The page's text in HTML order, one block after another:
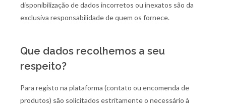
disponibilização de dados incorretos ou inexatos são da
exclusiva responsabilidade de quem os fornece.
Que dados recolhemos a seu
respeito?
Para registo na plataforma (contato ou encomenda de
produtos) são solicitados estritamente o necessário à